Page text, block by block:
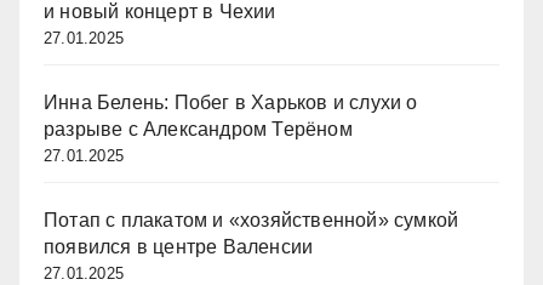
и новый концерт в Чехии
27.01.2025
Инна Белень: Побег в Харьков и слухи о
разрыве с Александром Терёном
27.01.2025
Потап с плакатом и «хозяйственной» сумкой
появился в центре Валенсии
27.01.2025